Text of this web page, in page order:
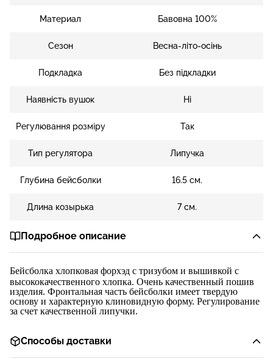
Материал Бавовна 100%
Сезон Весна-літо-осінь
Подкладка Без підкладки
Наявність вушок Ні
Регулювання розміру Так
Тип регулятора Липучка
Глубина бейсболки 16.5 см.
Длина козырька 7 см.
Подробное описание
Бейсболка хлопковая форхэд с тризубом и вышивкой с
высококачественного хлопка. Очень качественный пошив
изделия. Фронтальная часть бейсболки имеет твердую
основу и характерную клиновидную форму. Регулирование
за счет качественной липучки.
Способы доставки